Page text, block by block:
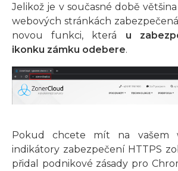
Jelikož je v současné době
webových stránkách
novou funkci, která u
ikonku zámku odebere.
Pokud chcete mít na vašem
indikátory zabezpečení HTTPS
přidal podnikové zásady pro